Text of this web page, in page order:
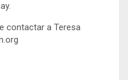
contactar a Teresa